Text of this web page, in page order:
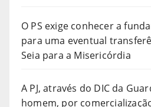
O PS exige conhecer a
para uma eventual
Seia para a Misericórdia
A PJ, através do DIC da
homem, por